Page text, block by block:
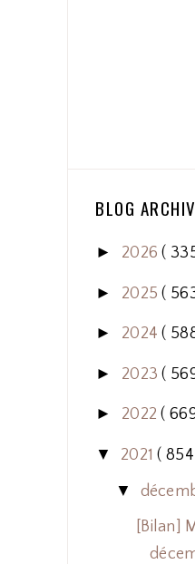
BLOG
► 2026(
► 2025(
► 2024(
► 2023(
► 2022(
▼ 2021( 854
▼
[Bilan]